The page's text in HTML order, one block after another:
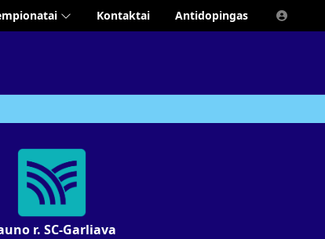
Kontaktai Antidopingas
r. SC-Garliava